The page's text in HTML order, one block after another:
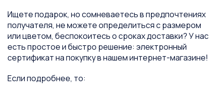
Ищете подарок, но сомневаетесь в предпочтениях
получателя, не можете определиться с размером
или цветом, беспокоитесь о сроках доставки? У нас
есть простое и быстро решение: электронный
сертификат на покупку в нашем интернет-магазине!
Если подробнее, то: